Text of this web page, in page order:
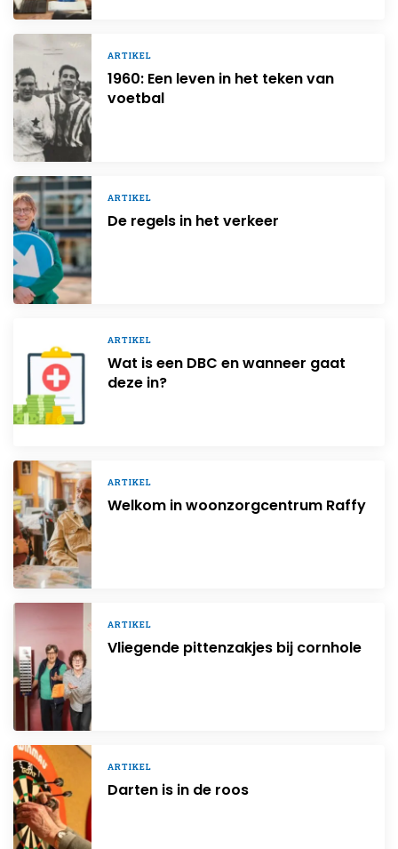
ARTIKEL
1960: Een leven in het teken van
voetbal
ARTIKEL
De regels in het verkeer
ARTIKEL
Wat is een DBC en wanneer gaat
deze in?
ARTIKEL
Welkom in woonzorgcentrum Raffy
ARTIKEL
Vliegende pittenzakjes bij cornhole
ARTIKEL
Darten is in de roos